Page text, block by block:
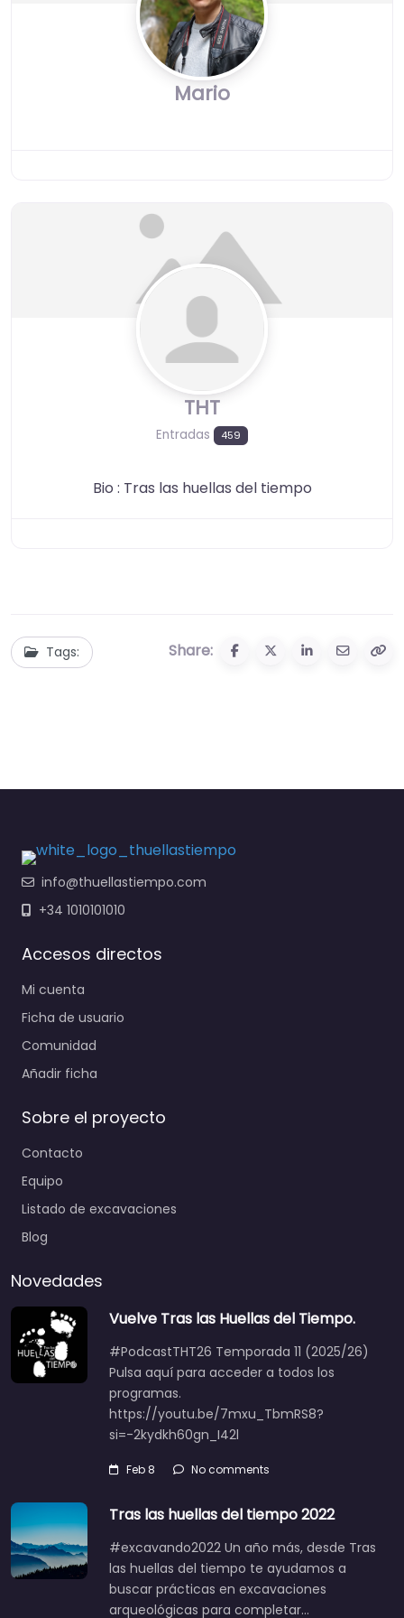
Mario
THT
Entradas 459
Bio : Tras las huellas del tiempo
Tags: Share:
info@thuellastiempo.com
+34 1010101010
Accesos directos
Mi cuenta
Ficha de usuario
Comunidad
Añadir ficha
Sobre el proyecto
Contacto
Equipo
Listado de excavaciones
Blog
Novedades
Vuelve Tras las Huellas del Tiempo.
#PodcastTHT26 Temporada 11 (2025/26)
Pulsa aquí para acceder a todos los
programas.
https://youtu.be/7mxu_TbmRS8?
si=-2kydkh60gn_I42l
Feb 8 No comments
Tras las huellas del tiempo 2022
#excavando2022 Un año más, desde Tras
las huellas del tiempo te ayudamos a
buscar prácticas en excavaciones
arqueológicas para completar…